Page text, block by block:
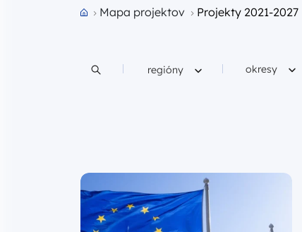
Przejdź do strony głównej portalu
Mapa projektov Projekty 2021-2027
Filtruj według
regióny Filtruj według
okresy